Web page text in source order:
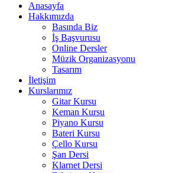
Anasayfa
Hakkımızda
Basında Biz
İş Başvurusu
Online Dersler
Müzik Organizasyonu
Tasarım
İletişim
Kurslarımız
Gitar Kursu
Keman Kursu
Piyano Kursu
Bateri Kursu
Çello Kursu
Şan Dersi
Klarnet Dersi